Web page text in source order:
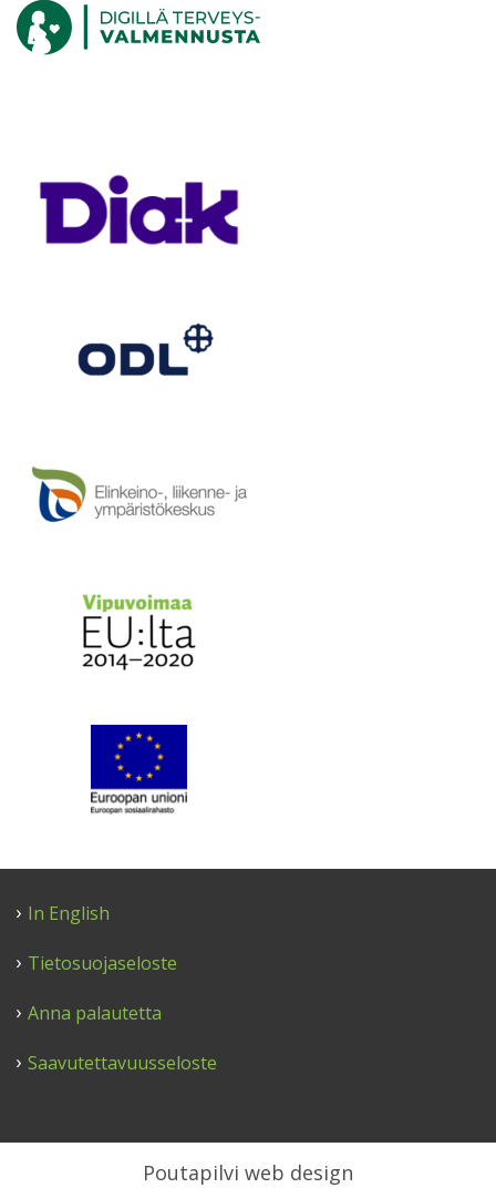
In English
Tietosuojaseloste
Anna palautetta
Saavutettavuusseloste
Poutapilvi web design